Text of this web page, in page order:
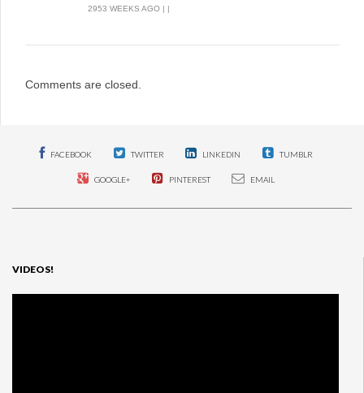
2953 WEEKS AGO | |
Comments are closed.
FACEBOOK TWITTER LINKEDIN TUMBLR
GOOGLE+ PINTEREST EMAIL
VIDEOS!